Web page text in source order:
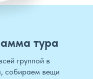
тура
группой в
собираем вещи